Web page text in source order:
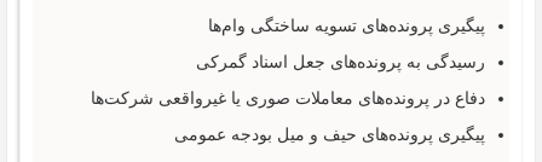
پیگیری پرونده‌های تسویه ساختگی وام‌ها
رسیدگی به پرونده‌های جعل اسناد گمرکی
دفاع در پرونده‌های معاملات صوری یا غیرواقعی شرکت‌ها
پیگیری پرونده‌های حیف و میل بودجه عمومی